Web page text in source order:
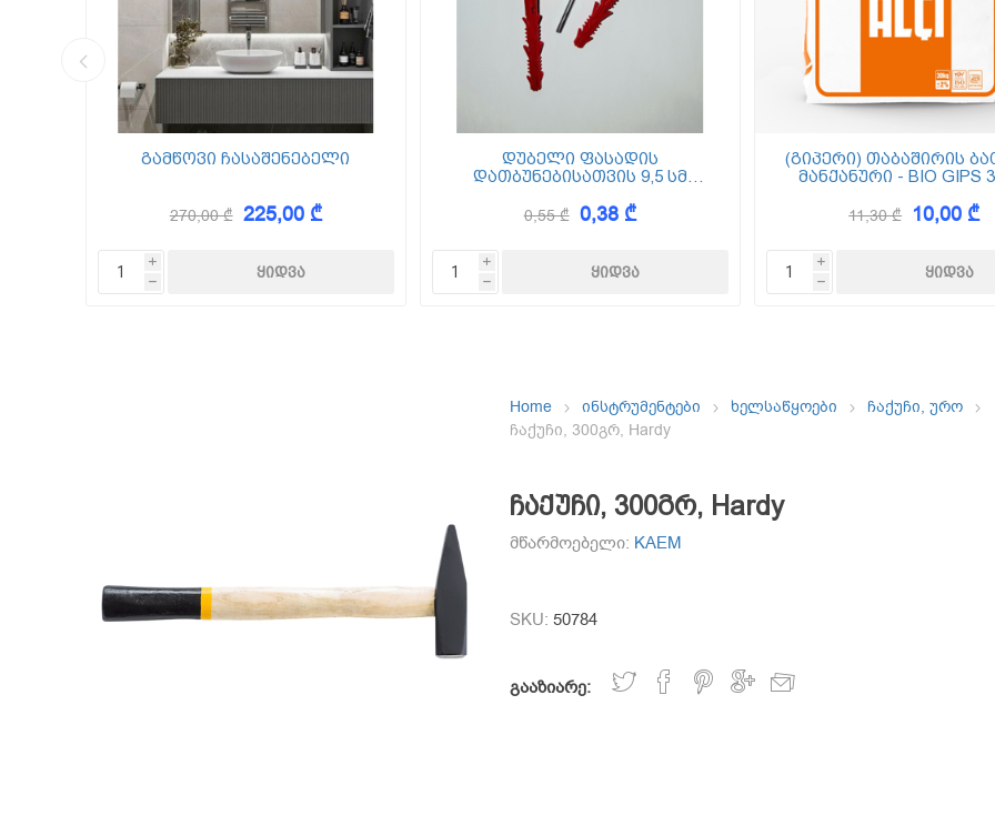
კედლის შემოსვები
KAEM Dekor
გამწოვი ჩასაშენებელი
270,00 ₾ 225,00 ₾
i
h
დუბელი ფასადის
დათბუნებისათვის 9,5 სმ
0,55 ₾ 0,38 ₾
i
h
(გიპერი) თაბაშირის
მანქანური - BIO GIPS
11,30 ₾ 10,00 ₾
i
h
Home ინსტრუმენტები ხელსაწყოები
ჩაქუჩი, ურო
ჩაქუჩი, 300გრ, Hardy
ჩაქუჩი, 300გრ, Hardy
მწარმოებელი: KAEM
SKU: 50784
გააზიარე: